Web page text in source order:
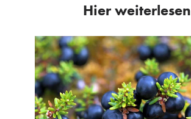
Hier weiterlesen